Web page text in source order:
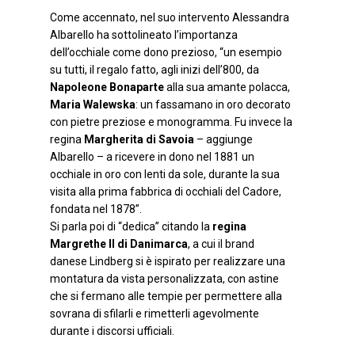
Come accennato, nel suo intervento Alessandra
Albarello ha sottolineato l’importanza
dell’occhiale come dono prezioso, “un esempio
su tutti, il regalo fatto, agli inizi dell’800, da
Napoleone Bonapartealla sua amante polacca,
Maria Walewska: un fassamano in oro decorato
con pietre preziose e monogramma. Fu invece la
regina Margherita di Savoia – aggiunge
Albarello – a ricevere in dono nel 1881 un
occhiale in oro con lenti da sole, durante la sua
visita alla prima fabbrica di occhiali del Cadore,
fondata nel 1878”.
Si parla poi di “dedica” citando la regina
Margrethe II di Danimarca, a cui il brand
danese Lindberg si è ispirato per realizzare una
montatura da vista personalizzata, con astine
che si fermano alle tempie per permettere alla
sovrana di sfilarli e rimetterli agevolmente
durante i discorsi ufficiali.